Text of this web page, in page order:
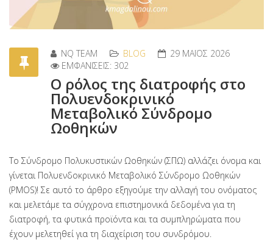
NQ TEAM BLOG
29 ΜΑΪΟΣ 2026
ΕΜΦΑΝΊΣΕΙΣ: 302
Ο ρόλος της διατροφής στο
Πολυενδοκρινικό
Μεταβολικό Σύνδρομο
Ωοθηκών
Το Σύνδρομο Πολυκυστικών Ωοθηκών (ΣΠΩ) αλλάζει όνομα και
γίνεται Πολυενδοκρινικό Μεταβολικό Σύνδρομο Ωοθηκών
(PMOS)! Σε αυτό το άρθρο εξηγούμε την αλλαγή του ονόματος
και μελετάμε τα σύγχρονα επιστημονικά δεδομένα για τη
διατροφή, τα φυτικά προϊόντα και τα συμπληρώματα που
έχουν μελετηθεί για τη διαχείριση του συνδρόμου.